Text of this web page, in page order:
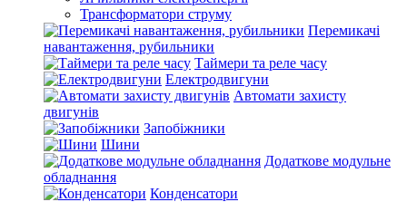
Трансформатори струму
Перемикачі
навантаження, рубильники
Таймери та реле часу
Електродвигуни
Автомати захисту
двигунів
Запобіжники
Шини
Додаткове модульне
обладнання
Конденсатори